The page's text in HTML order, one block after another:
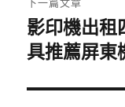
下
一
文
影印機出租
具推薦屏東